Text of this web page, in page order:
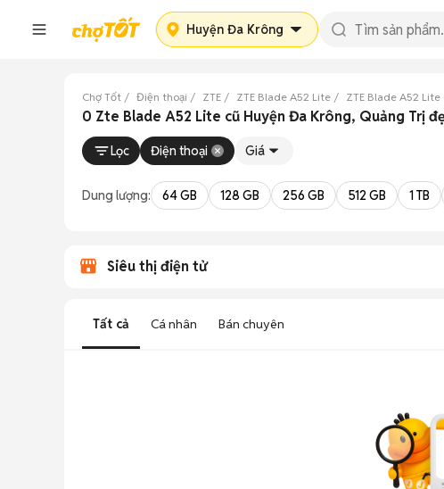
Huyện Đa Krông
Chợ Tốt Điện thoại ZTE ZTE Blade A52 Lite ZTE Blade A52 Lite
0 Zte Blade A52 Lite cũ Huyện Đa Krông, Quảng Trị
Lọc Điện thoại Giá
Dung lượng: 64 GB 128 GB 256 GB 512 GB 1 TB
Siêu thị điện tử
Tất cả Cá nhân Bán chuyên